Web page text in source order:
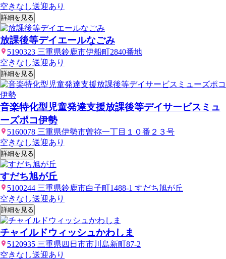
空きなし送迎あり
詳細を見る
放課後等デイエールなごみ
5190323 三重県鈴鹿市伊船町2840番地
空きなし送迎あり
詳細を見る
音楽特化型児童発達支援放課後等デイサービスミュ
ーズポコ伊勢
5160078 三重県伊勢市曽祢一丁目１０番２３号
空きなし送迎あり
詳細を見る
すだち旭が丘
5100244 三重県鈴鹿市白子町1488-1 すだち旭が丘
空きなし送迎あり
詳細を見る
チャイルドウィッシュかわしま
5120935 三重県四日市市川島新町87-2
空きなし送迎あり